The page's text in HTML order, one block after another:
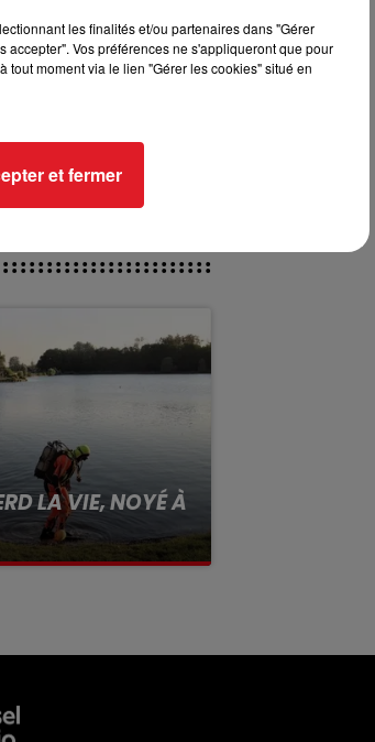
refaire surface. L'x
LA VIE, NOYÉ À
les finalités et/ou partenaires dans "Gérer
Vos préférences ne s'appliqueront que pour
tout moment via le lien "Gérer les cookies" situé en
et fermer